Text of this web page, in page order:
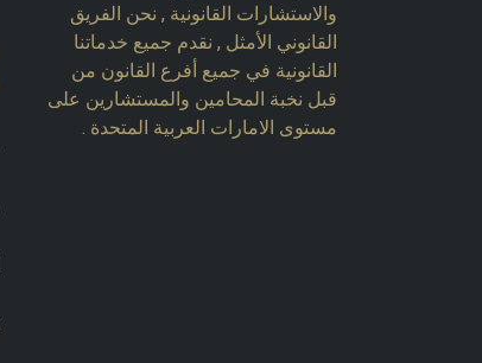
والاستشارات القانونية , نحن الفريق
القانوني الأمثل , نقدم جميع خدماتنا
القانونية في جميع أفرع القانون من
قبل نخبة المحامين والمستشارين على
مستوى الامارات العربية المتحدة .